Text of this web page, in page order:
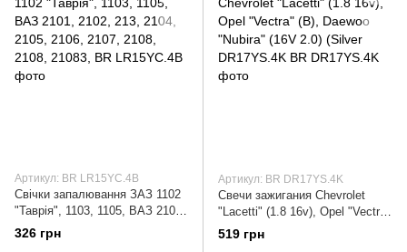
Артикул: BR LR15YC.4B
Свічки запалювання ЗАЗ 1102
"Таврія", 1103, 1105, ВАЗ 2101,
2102, 213, 2104, 2105, 2106,
2107, 2108, 2108, 21083,
326 грн
Артикул: BR DR17YS.4K
Свечи зажигания Chevrolet
"Lacetti" (1.8 16v), Opel "Vectra"
(B), Daewoo "Nubira" (16V 2.0)
(Silver DR17YS.4K
519 грн